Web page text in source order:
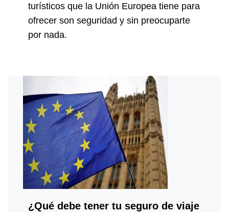
turísticos que la Unión Europea tiene para
ofrecer son seguridad y sin preocuparte
por nada.
¿Qué debe tener tu seguro de viaje